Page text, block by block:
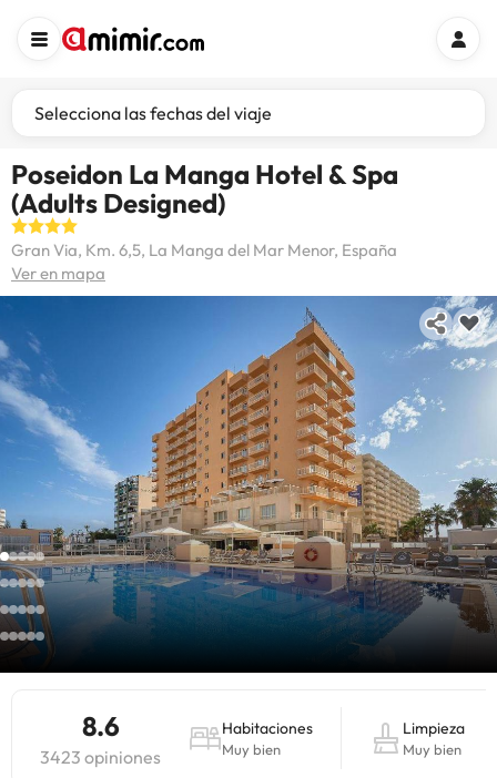
Selecciona las fechas del viaje
Poseidon La Manga Hotel & Spa
(Adults Designed)
Gran Via, Km. 6,5, La Manga del Mar Menor, España
Ver en mapa
8.6
3423 opiniones
Habitaciones
Muy bien
Limpieza
Muy bien